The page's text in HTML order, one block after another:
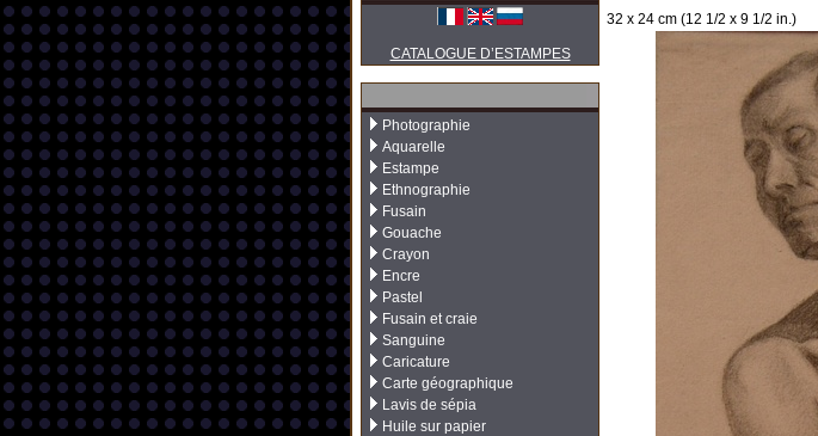
CATALOGUE D’ESTAMPES
Photographie
Aquarelle
Estampe
Ethnographie
Fusain
Gouache
Crayon
Encre
Pastel
Fusain et craie
Sanguine
Caricature
Carte géographique
Lavis de sépia
Huile sur papier
32 x 24 cm (12 1/2 x 9 1/2 in.)